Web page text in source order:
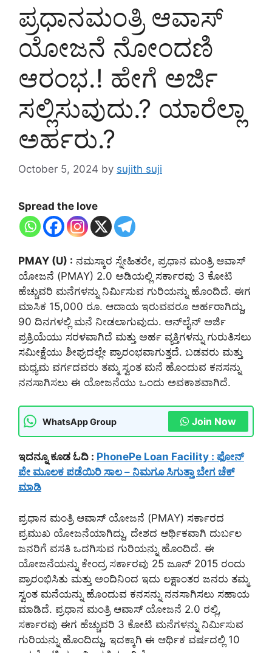
ಪ್ರಧಾನಮಂತ್ರಿ ಆವಾಸ್
ಯೋಜನೆ ನೋಂದಣಿ
ಆರಂಭ.! ಹೇಗೆ ಅರ್ಜಿ
ಸಲ್ಲಿಸುವುದು.? ಯಾರೆಲ್ಲಾ
ಅರ್ಹರು.?
October 5, 2024 by sujith suji
Spread the love
PMAY (U) : ನಮಸ್ಕಾರ ಸ್ನೇಹಿತರೇ, ಪ್ರಧಾನ ಮಂತ್ರಿ ಆವಾಸ್
ಯೋಜನೆ (PMAY) 2.0 ಅಡಿಯಲ್ಲಿ ಸರ್ಕಾರವು 3 ಕೋಟಿ
ಹೆಚ್ಚುವರಿ ಮನೆಗಳನ್ನು ನಿರ್ಮಿಸುವ ಗುರಿಯನ್ನು ಹೊಂದಿದೆ. ಈಗ
ಮಾಸಿಕ 15,000 ರೂ. ಆದಾಯ ಇರುವವರೂ ಅರ್ಹರಾಗಿದ್ದು,
90 ದಿನಗಳಲ್ಲಿ ಮನೆ ನೀಡಲಾಗುವುದು. ಆನ್‌ಲೈನ್ ಅರ್ಜಿ
ಪ್ರಕ್ರಿಯೆಯು ಸರಳವಾಗಿದೆ ಮತ್ತು ಅರ್ಹ ವ್ಯಕ್ತಿಗಳನ್ನು ಗುರುತಿಸಲು
ಸಮೀಕ್ಷೆಯು ಶೀಘ್ರದಲ್ಲೇ ಪ್ರಾರಂಭವಾಗುತ್ತದೆ. ಬಡವರು ಮತ್ತು
ಮಧ್ಯಮ ವರ್ಗದವರು ತಮ್ಮ ಸ್ವಂತ ಮನೆ ಹೊಂದುವ ಕನಸನ್ನು
ನನಸಾಗಿಸಲು ಈ ಯೋಜನೆಯು ಒಂದು ಅವಕಾಶವಾಗಿದೆ.
WhatsApp Group Join Now
ಇದನ್ನೂ ಕೂಡ ಓದಿ : PhonePe Loan Facility : ಫೋನ್
ಪೇ ಮೂಲಕ ಪಡೆಯಿರಿ ಸಾಲ – ನಿಮಗೂ ಸಿಗುತ್ತಾ ಬೇಗ ಚೆಕ್
ಮಾಡಿ
ಪ್ರಧಾನ ಮಂತ್ರಿ ಆವಾಸ್ ಯೋಜನೆ (PMAY) ಸರ್ಕಾರದ
ಪ್ರಮುಖ ಯೋಜನೆಯಾಗಿದ್ದು, ದೇಶದ ಆರ್ಥಿಕವಾಗಿ ದುರ್ಬಲ
ಜನರಿಗೆ ವಸತಿ ಒದಗಿಸುವ ಗುರಿಯನ್ನು ಹೊಂದಿದೆ. ಈ
ಯೋಜನೆಯನ್ನು ಕೇಂದ್ರ ಸರ್ಕಾರವು 25 ಜೂನ್ 2015 ರಂದು
ಪ್ರಾರಂಭಿಸಿತು ಮತ್ತು ಅಂದಿನಿಂದ ಇದು ಲಕ್ಷಾಂತರ ಜನರು ತಮ್ಮ
ಸ್ವಂತ ಮನೆಯನ್ನು ಹೊಂದುವ ಕನಸನ್ನು ನನಸಾಗಿಸಲು ಸಹಾಯ
ಮಾಡಿದೆ. ಪ್ರಧಾನ ಮಂತ್ರಿ ಆವಾಸ್ ಯೋಜನೆ 2.0 ರಲ್ಲಿ,
ಸರ್ಕಾರವು ಈಗ ಹೆಚ್ಚುವರಿ 3 ಕೋಟಿ ಮನೆಗಳನ್ನು ನಿರ್ಮಿಸುವ
ಗುರಿಯನ್ನು ಹೊಂದಿದ್ದು, ಇದಕ್ಕಾಗಿ ಈ ಆರ್ಥಿಕ ವರ್ಷದಲ್ಲಿ 10